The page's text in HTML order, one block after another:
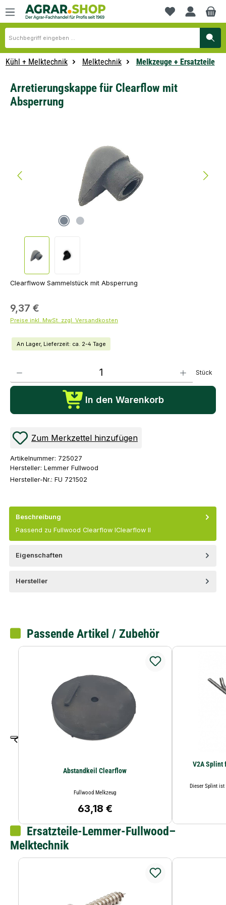
springen
Du hast 0
Kühl + Melktechnik Melktechnik Melkzeuge + Ersatzteile
Arretierungskappe für Clearflow mit
Absperrung
Clearflwow Sammelstück mit Absperrung
9,37 €
Preise inkl. MwSt. zzgl. Versandkosten
An Lager, Lieferzeit: ca. 2-4 Tage
Stück
In den Warenkorb
Zum Merkzettel hinzufügen
Artikelnummer: 725027
Hersteller: Lemmer Fullwood
Hersteller-Nr.: FU 721502
Beschreibung
Passend zu Fullwood Clearflow IClearflow II
Eigenschaften
Hersteller
Passende Artikel / Zubehör
Abstandkeil Clearflow
Fullwood Melkzeug
Regulärer Preis:
63,18 €
V2A Splint
Dieser Splint ist
Ersatzteile-Lemmer-Fullwood–
Melktechnik